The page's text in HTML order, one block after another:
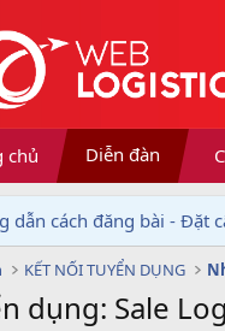
chủ Diễn đàn
dẫn cách đăng bài - Đặt
KẾT NỐI TUYỂN DỤNG
dụng: Sale